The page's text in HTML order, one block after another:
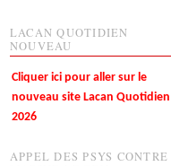
LACAN QUOTIDIEN
NOUVEAU
Cliquer ici pour aller sur le
nouveau site Lacan Quotidien
2026
APPEL DES PSYS CONTRE